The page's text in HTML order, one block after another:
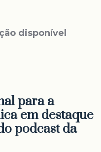
disponível
para a
em destaque
podcast da